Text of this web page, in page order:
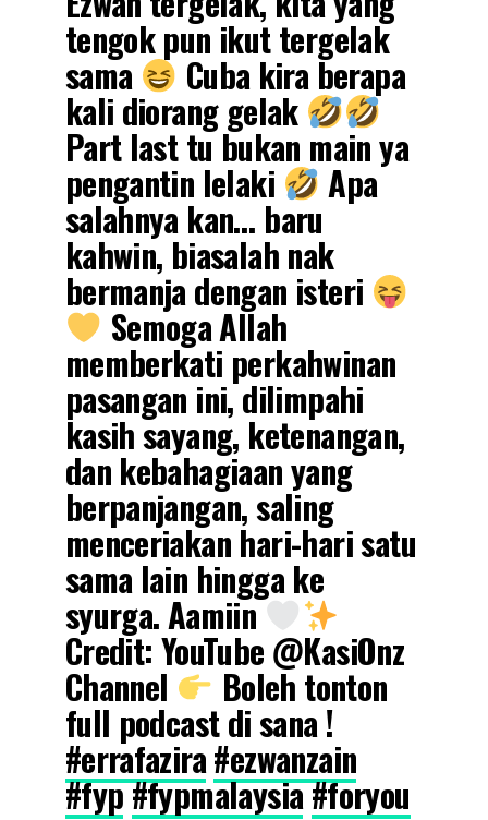
tengok pun ikut tergelak
sama Cuba kira berapa
kali diorang gelak
Part last tu bukan main ya
pengantin lelaki Apa
salahnya kan… baru
kahwin, biasalah nak
bermanja dengan isteri
Semoga Allah
memberkati perkahwinan
pasangan ini, dilimpahi
kasih sayang, ketenangan,
dan kebahagiaan yang
berpanjangan, saling
menceriakan hari-hari satu
sama lain hingga ke
syurga. Aamiin
Credit: YouTube @KasiOnz
Channel Boleh tonton
full podcast di sana !
#errafazira#ezwanzain
#fyp#fypmalaysia#foryou